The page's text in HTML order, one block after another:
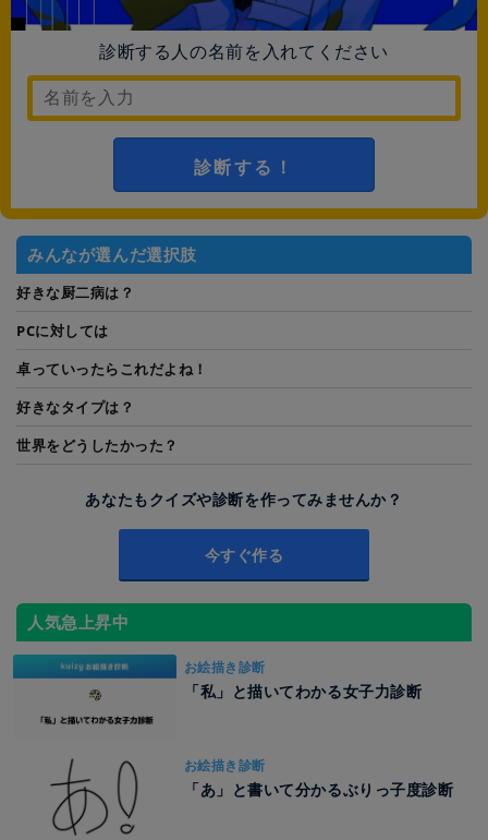
診断する人の名前を入れてください
診断する！
みんなが選んだ選択肢
好きな厨二病は？
PCに対しては
卓っていったらこれだよね！
好きなタイプは？
世界をどうしたかった？
あなたもクイズや診断を作ってみませんか？
今すぐ作る
人気急上昇中
お絵描き診断
「私」と描いてわかる女子力診断
お絵描き診断
「あ」と書いて分かるぶりっ子度診断